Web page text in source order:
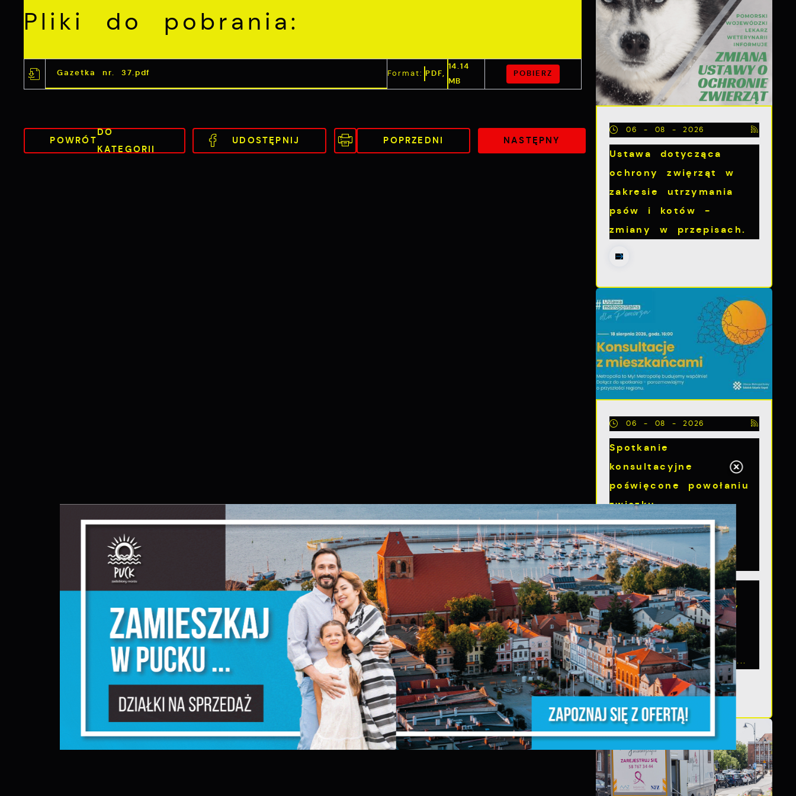
Pliki do pobrania:
Gazetka nr. 37.pdf Format: PDF,
14.14
MB
POBIERZ
POWRÓT
DO
KATEGORII
UDOSTĘPNIJ POPRZEDNI NASTĘPNY
06 - 08 - 2026
Ustawa dotycząca
ochrony zwięrząt w
zakresie utrzymania
psów i kotów -
zmiany w przepisach.
06 - 08 - 2026
Spotkanie
konsultacyjne
poświęcone powołaniu
związku
metropolitalnego w
województwie
pomorskim
Szanowni Państwo,
serdecznie zapraszamy
na otwarte spotkanie
konsultacyjne,
poświęcone powołaniu...
Ustawienia
Szanujemy Twoją prywatność. Możesz zmienić ustawienia
cookies lub zaakceptować je wszystkie. W dowolnym
momencie możesz dokonać zmiany swoich ustawień.
Niezbędne
Niezbędne pliki cookies służą do prawidłowego
funkcjonowania strony internetowej i umożliwiają Ci
komfortowe korzystanie z oferowanych przez nas usług.
Pliki cookies odpowiadają na podejmowane przez Ciebie
działania w celu m.in. dostosowania Twoich ustawień
preferencji prywatności, logowania czy wypełniania
formularzy. Dzięki plikom cookies strona, z której korzystasz,
Funkcjonalne i personalizacyjne
ZAPISZ WYBRANE